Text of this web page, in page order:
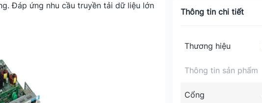
Đáp ứng nhu cầu truyền tải dữ liệu lớn
Thông tin chi tiết
Thương hiệu
Thông tin sản phẩm
Cổng